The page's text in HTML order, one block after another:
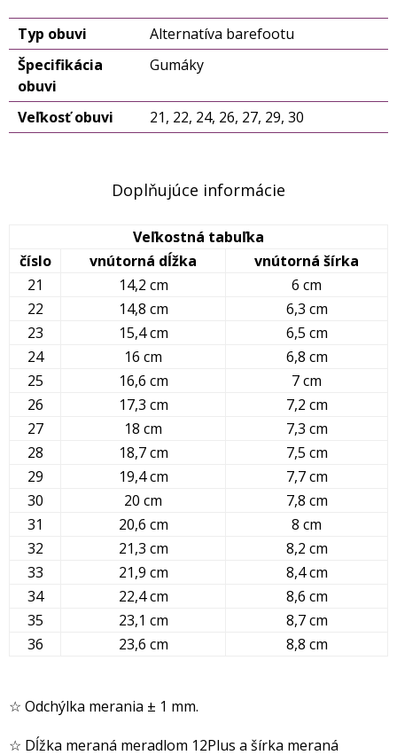
Typ obuvi
Alternatíva barefootu
Špecifikácia
obuvi
Gumáky
Veľkosť obuvi 21, 22, 24, 26, 27, 29, 30
Doplňujúce informácie
Veľkostná tabuľka
číslo
vnútorná dĺžka
vnútorná šírka
21
14,2 cm
6 cm
22
14,8 cm
6,3 cm
23
15,4 cm
6,5 cm
24
16 cm
6,8 cm
25
16,6 cm
7 cm
26
17,3 cm
7,2 cm
27
18 cm
7,3 cm
28
18,7 cm
7,5 cm
29
19,4 cm
7,7 cm
30
20 cm
7,8 cm
31
20,6 cm
8 cm
32
21,3 cm
8,2 cm
33
21,9 cm
8,4 cm
34
22,4 cm
8,6 cm
35
23,1 cm
8,7 cm
36
23,6 cm 8,8 cm
☆ Odchýlka merania ± 1 mm.
☆ Dĺžka meraná meradlom 12Plus a šírka meraná